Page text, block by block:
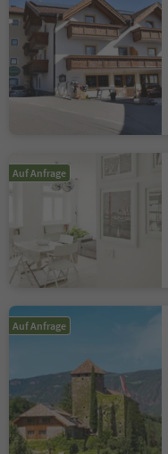
Auf Anfrage
Auf Anfrage